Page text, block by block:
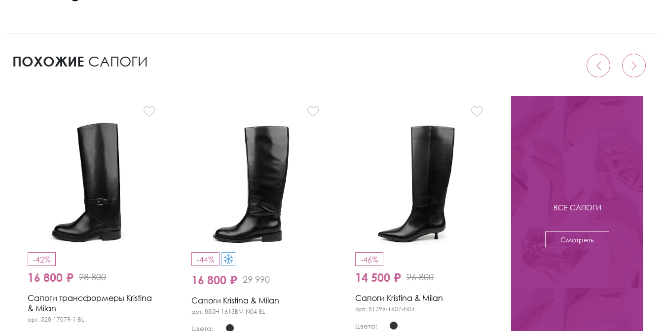
ПОХОЖИЕ САПОГИ
-42%
16 800 ₽ 28 800
Сапоги трансформеры Kristina
& Milan
арт. 528-1707R-1-BL
-44%
16 800 ₽ 29 990
Сапоги Kristina & Milan
арт. 885H-1613BM-N04-BL
Цвета:
-46%
14 500 ₽ 26 800
Сапоги Kristina & Milan
арт. 5129X-1607-N04
Цвета:
ВСЕ САПОГИ
Смотреть